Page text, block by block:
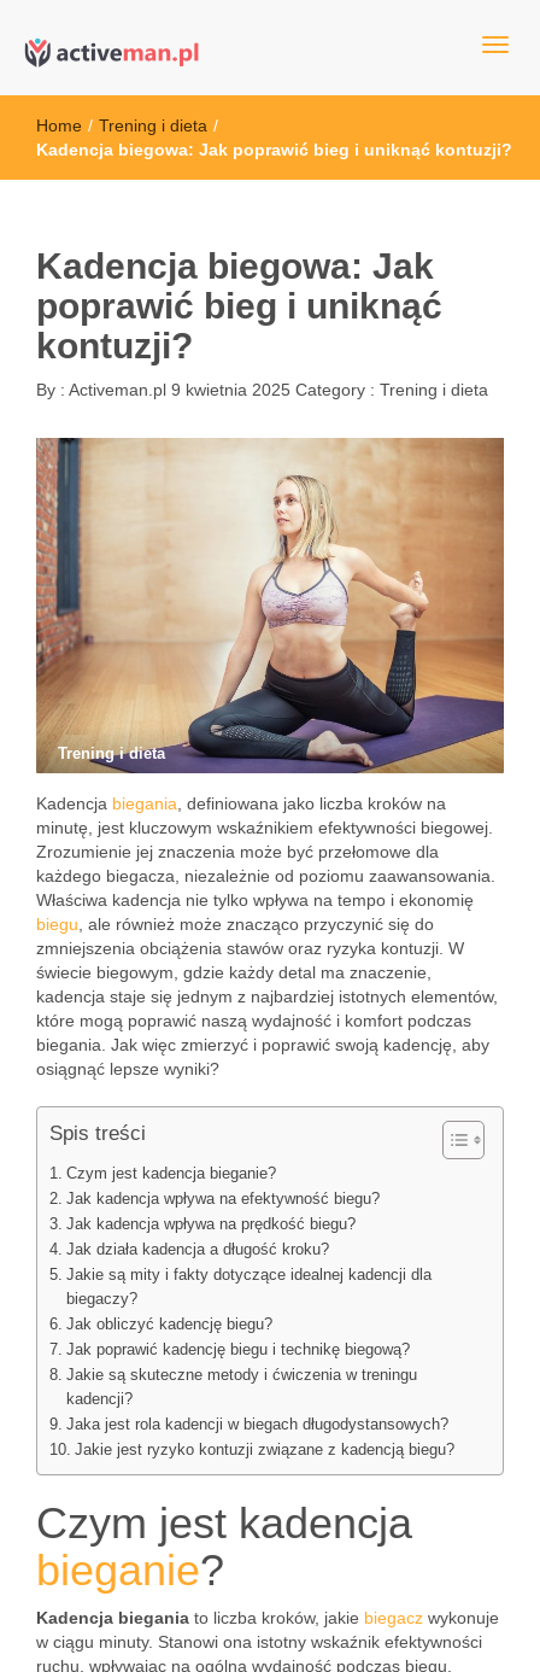
active man – sprzęt sportowy
sportowym
Home / Trening i dieta /
Kadencja biegowa: Jak poprawić bieg i uniknąć kontuzji?
Kadencja biegowa: Jak
poprawić bieg i uniknąć
kontuzji?
By : Activeman.pl 9 kwietnia 2025 Category : Trening i dieta
Trening i dieta
Kadencja biegania , definiowana jako liczba kroków na
minutę, jest kluczowym wskaźnikiem efektywności biegowej.
Zrozumienie jej znaczenia może być przełomowe dla
każdego biegacza, niezależnie od poziomu zaawansowania.
Właściwa kadencja nie tylko wpływa na tempo i ekonomię
biegu , ale również może znacząco przyczynić się do
zmniejszenia obciążenia stawów oraz ryzyka kontuzji. W
świecie biegowym, gdzie każdy detal ma znaczenie,
kadencja staje się jednym z najbardziej istotnych elementów,
które mogą poprawić naszą wydajność i komfort podczas
biegania. Jak więc zmierzyć i poprawić swoją kadencję, aby
osiągnąć lepsze wyniki?
Spis treści
Czym jest kadencja bieganie?
Jak kadencja wpływa na efektywność biegu?
Jak kadencja wpływa na prędkość biegu?
Jak działa kadencja a długość kroku?
Jakie są mity i fakty dotyczące idealnej kadencji dla
biegaczy?
Jak obliczyć kadencję biegu?
Jak poprawić kadencję biegu i technikę biegową?
Jakie są skuteczne metody i ćwiczenia w treningu
kadencji?
Jaka jest rola kadencji w biegach długodystansowych?
Jakie jest ryzyko kontuzji związane z kadencją biegu?
Czym jest kadencja
bieganie?
Kadencja biegania to liczba kroków, jakie biegacz wykonuje
w ciągu minuty. Stanowi ona istotny wskaźnik efektywności
ruchu, wpływając na ogólną wydajność podczas biegu.